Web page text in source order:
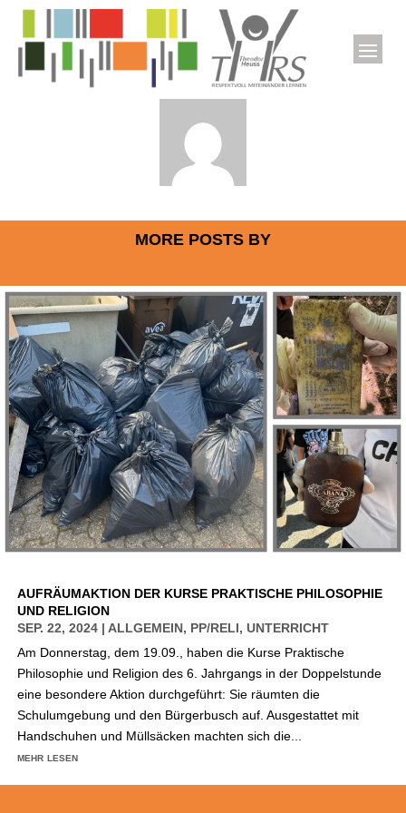
MORE POSTS BY
AUFRÄUMAKTION DER KURSE PRAKTISCHE PHILOSOPHIE
UND RELIGION
SEP. 22, 2024 | ALLGEMEIN, PP/RELI, UNTERRICHT
Am Donnerstag, dem 19.09., haben die Kurse Praktische
Philosophie und Religion des 6. Jahrgangs in der Doppelstunde
eine besondere Aktion durchgeführt: Sie räumten die
Schulumgebung und den Bürgerbusch auf. Ausgestattet mit
Handschuhen und Müllsäcken machten sich die...
mehr lesen